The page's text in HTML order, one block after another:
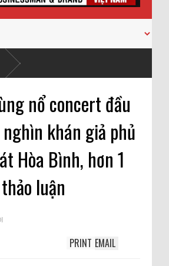
nổ concert đầu
khán giả phủ
Hòa Bình, hơn 1
luận
EMAIL
PRINT